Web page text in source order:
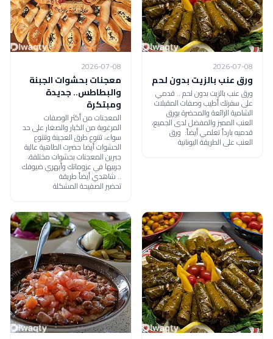
2026-07-08
ورق عنب بالزيت بدون لحم
ورق عنب بالزيت بدون لحم .. قدمي
على سفرتك أطيب وصفات المقبلات
الشامية الرائعة والمحضرة بورق
العنب المميز والمفضل لدى الجميع،
قدميه بارداً تعلمي أيضاً: ورق
العنب على الطريقة اليونانية
2026-07-08
معجنات بحشوات الجبنة
والبطاطس.. جديدة
ومبتكرة
المعجنات من أكثر الوصفات
المرغوبة من الكبار والصغار على حد
سواء، تتنوع طرق العجينة وتتنوع
الحشوات أيضا حضرت الطاهية عالية
جبرين المعجنات بحشوات مختلفة،
جربيها في عزوماتك وأبهري ضيوفك
.. شاهدي أيضاً طريقة
تحضير الصفيحة المشكلة